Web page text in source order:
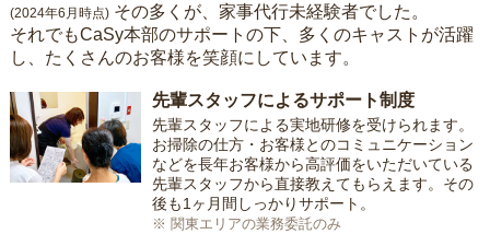
(2024年6月時点) その多くが、家事代行未経験者でした。
それでもCaSy本部のサポートの下、多くのキャストが活躍
し、たくさんのお客様を笑顔にしています。
先輩スタッフによるサポート制度
先輩スタッフによる実地研修を受けられます。
お掃除の仕方・お客様とのコミュニケーション
などを長年お客様から高評価をいただいている
先輩スタッフから直接教えてもらえます。その
後も1ヶ月間しっかりサポート。
※ 関東エリアの業務委託のみ